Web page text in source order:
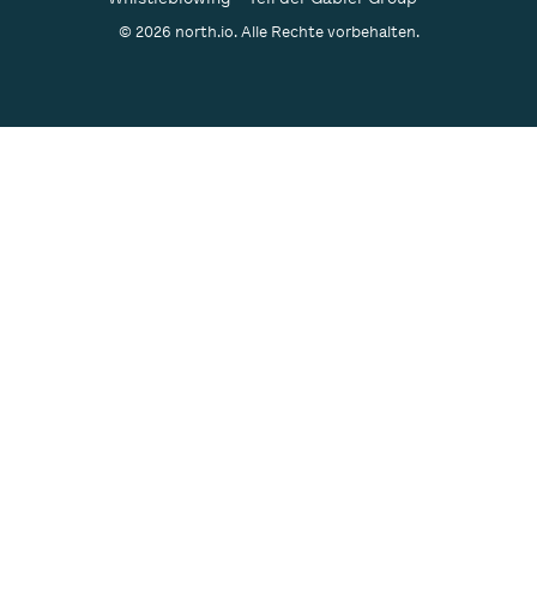
© 2026 north.io. Alle Rechte vorbehalten.